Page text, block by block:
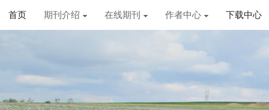
首页 期刊介绍 在线期刊 作者中心 下载中心